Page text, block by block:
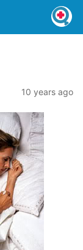
10 years ago